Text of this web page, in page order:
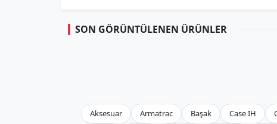
SON GÖRÜNTÜLENEN ÜRÜNLER
Aksesuar Armatrac Başak Case IH